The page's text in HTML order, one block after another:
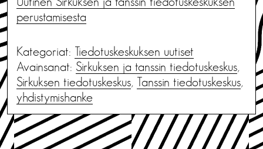
perustamisesta
Kategoriat: Tiedotus­keskuksen uutiset
Avainsanat: Sirkuksen ja tanssin tiedotuskeskus,
Sirkuksen tiedotuskeskus, Tanssin tiedotuskeskus,
yhdistymishanke